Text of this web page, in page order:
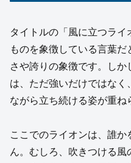
タイトルの「風に立つラ
ものを象徴している言葉
さや誇りの象徴です。し
は、ただ強いだけではなく
ながら立ち続ける姿が重ね
ここでのライオンは、誰
ん。むしろ、吹きつける